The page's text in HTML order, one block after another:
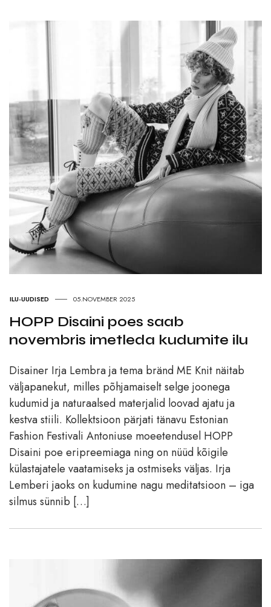
ILU-UUDISED 05.NOVEMBER 2025
HOPP Disaini poes saab
novembris imetleda kudumite ilu
Disainer Irja Lembra ja tema bränd ME Knit näitab
väljapanekut, milles põhjamaiselt selge joonega
kudumid ja naturaalsed materjalid loovad ajatu ja
kestva stiili. Kollektsioon pärjati tänavu Estonian
Fashion Festivali Antoniuse moeetendusel HOPP
Disaini poe eripreemiaga ning on nüüd kõigile
külastajatele vaatamiseks ja ostmiseks väljas. Irja
Lemberi jaoks on kudumine nagu meditatsioon – iga
silmus sünnib […]